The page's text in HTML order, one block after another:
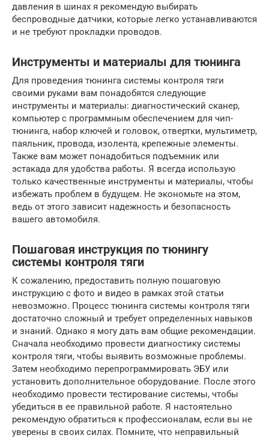
давления в шинах я рекомендую выбирать
беспроводные датчики, которые легко устанавливаются
и не требуют прокладки проводов.
Инструменты и материалы для тюнинга
Для проведения тюнинга системы контроля тяги
своими руками вам понадобятся следующие
инструменты и материалы: диагностический сканер,
компьютер с программным обеспечением для чип-
тюнинга, набор ключей и головок, отвертки, мультиметр,
паяльник, провода, изолента, крепежные элементы.
Также вам может понадобиться подъемник или
эстакада для удобства работы. Я всегда использую
только качественные инструменты и материалы, чтобы
избежать проблем в будущем. Не экономьте на этом,
ведь от этого зависит надежность и безопасность
вашего автомобиля.
Пошаговая инструкция по тюнингу
системы контроля тяги
К сожалению, предоставить полную пошаговую
инструкцию с фото и видео в рамках этой статьи
невозможно. Процесс тюнинга системы контроля тяги
достаточно сложный и требует определенных навыков
и знаний. Однако я могу дать вам общие рекомендации.
Сначала необходимо провести диагностику системы
контроля тяги, чтобы выявить возможные проблемы.
Затем необходимо перепрограммировать ЭБУ или
установить дополнительное оборудование. После этого
необходимо провести тестирование системы, чтобы
убедиться в ее правильной работе. Я настоятельно
рекомендую обратиться к профессионалам, если вы не
уверены в своих силах. Помните, что неправильный